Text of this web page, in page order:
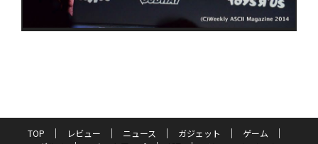
TOP レビュー ニュース ガジェット
ゲーム